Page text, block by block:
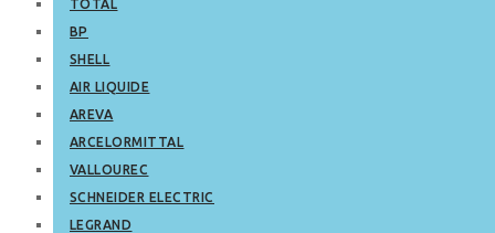
TOTAL
BP
SHELL
AIR LIQUIDE
AREVA
ARCELORMITTAL
VALLOUREC
SCHNEIDER ELECTRIC
LEGRAND